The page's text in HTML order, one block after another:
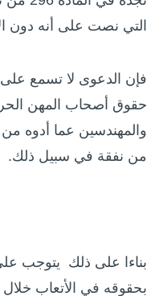
التي نصت على أنه دون
حقوق أصحاب المهن
والمهندسين عما أدوه
من نفقة في سبيل ذلك.
بناءا على ذلك يتوجب